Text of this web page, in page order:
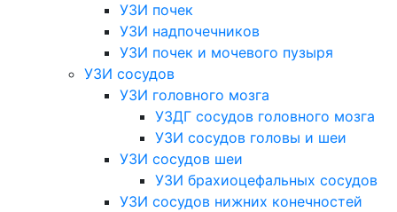
УЗИ почек
УЗИ надпочечников
УЗИ почек и мочевого пузыря
УЗИ сосудов
УЗИ головного мозга
УЗДГ сосудов головного мозга
УЗИ сосудов головы и шеи
УЗИ сосудов шеи
УЗИ брахиоцефальных сосудов
УЗИ сосудов нижних конечностей